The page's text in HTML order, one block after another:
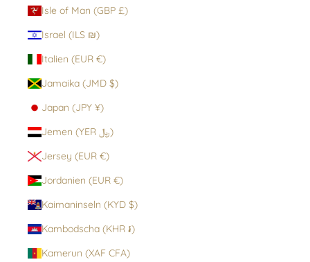
Isle of Man (GBP £)
Israel (ILS ₪)
Italien (EUR €)
Jamaika (JMD $)
Japan (JPY ¥)
Jemen (YER ﷼)
Jersey (EUR €)
Jordanien (EUR €)
Kaimaninseln (KYD $)
Kambodscha (KHR ៛)
Kamerun (XAF CFA)